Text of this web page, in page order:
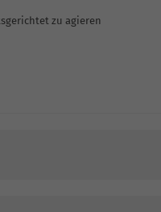
zu agieren